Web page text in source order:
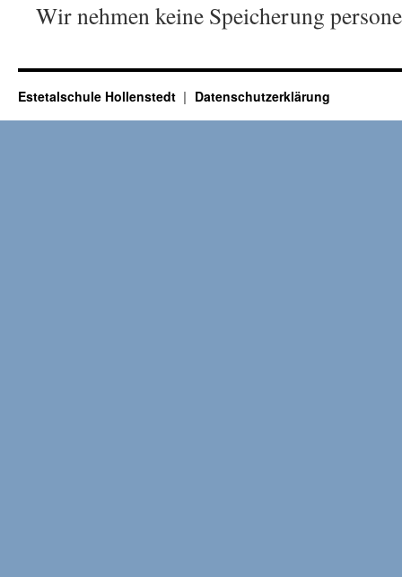
Wir nehmen keine Speicherung
Estetalschule Hollenstedt Datenschutzerklärung